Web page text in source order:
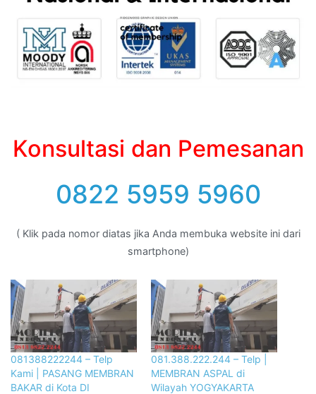
Konsultasi dan Pemesanan
0822 5959 5960
( Klik pada nomor diatas jika Anda membuka website ini dari
smartphone)
081388222244 – Telp
Kami | PASANG MEMBRAN
BAKAR di Kota DI
081.388.222.244 – Telp |
MEMBRAN ASPAL di
Wilayah YOGYAKARTA